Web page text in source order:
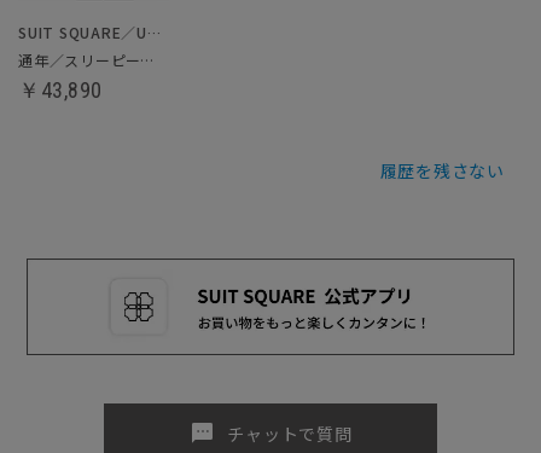
SUIT SQUARE／UNIVERSAL LANGUAGE
通年／スリーピーススーツ
￥43,890
履歴を残さない
sms チャットで質問